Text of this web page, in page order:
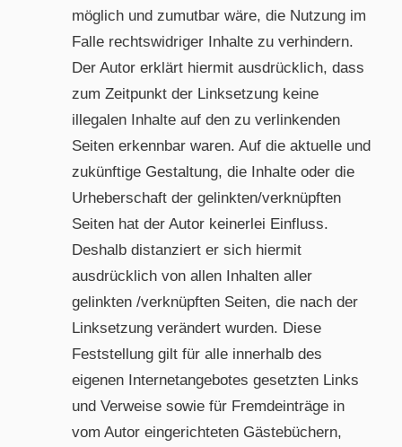
möglich und zumutbar wäre, die Nutzung im
Falle rechtswidriger Inhalte zu verhindern.
Der Autor erklärt hiermit ausdrücklich, dass
zum Zeitpunkt der Linksetzung keine
illegalen Inhalte auf den zu verlinkenden
Seiten erkennbar waren. Auf die aktuelle und
zukünftige Gestaltung, die Inhalte oder die
Urheberschaft der gelinkten/verknüpften
Seiten hat der Autor keinerlei Einfluss.
Deshalb distanziert er sich hiermit
ausdrücklich von allen Inhalten aller
gelinkten /verknüpften Seiten, die nach der
Linksetzung verändert wurden. Diese
Feststellung gilt für alle innerhalb des
eigenen Internetangebotes gesetzten Links
und Verweise sowie für Fremdeinträge in
vom Autor eingerichteten Gästebüchern,